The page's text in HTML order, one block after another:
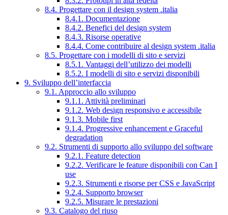
8.4. Progettare con il design system .italia
8.4.1. Documentazione
8.4.2. Benefici del design system
8.4.3. Risorse operative
8.4.4. Come contribuire al design system .italia
8.5. Progettare con i modelli di sito e servizi
8.5.1. Vantaggi dell’utilizzo dei modelli
8.5.2. I modelli di sito e servizi disponibili
9. Sviluppo dell’interfaccia
9.1. Approccio allo sviluppo
9.1.1. Attività preliminari
9.1.2. Web design responsivo e accessibile
9.1.3. Mobile first
9.1.4. Progressive enhancement e Graceful
degradation
9.2. Strumenti di supporto allo sviluppo del software
9.2.1. Feature detection
9.2.2. Verificare le feature disponibili con Can I
use
9.2.3. Strumenti e risorse per CSS e JavaScript
9.2.4. Supporto browser
9.2.5. Misurare le prestazioni
9.3. Catalogo del riuso